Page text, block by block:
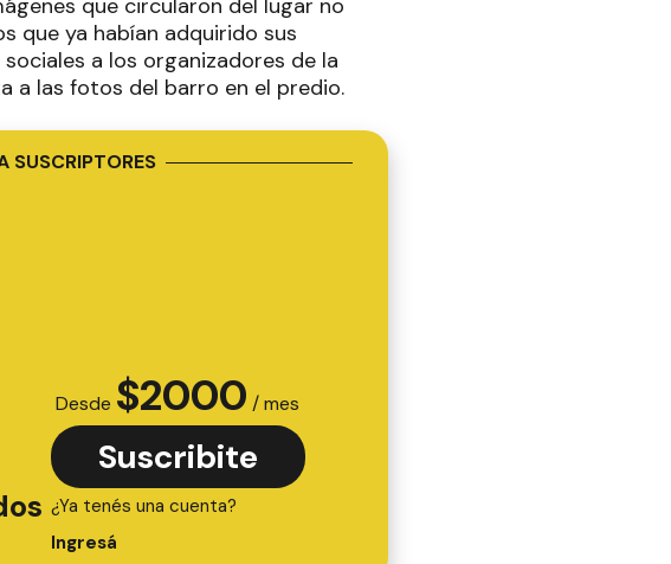
que circularon del lugar no
que ya habían adquirido sus
a los organizadores de la
a las fotos del barro en el predio.
SUSCRIPTORES
Desde $2000 / mes
Suscribite
¿Ya tenés una cuenta?
Ingresá